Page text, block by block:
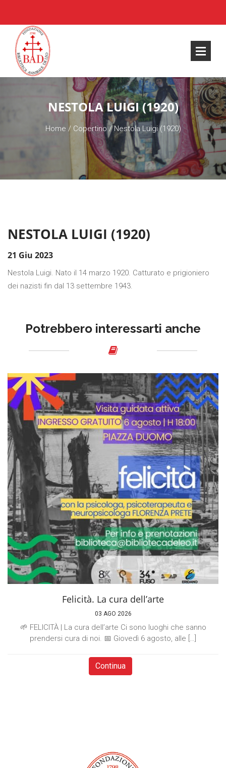
NESTOLA LUIGI (1920)
Home / Copertino/Nestola Luigi (1920)
NESTOLA LUIGI (1920)
21 Giu 2023
Nestola Luigi. Nato il 14 marzo 1920. Catturato e prigioniero
dei nazisti fin dal 13 settembre 1943.
Potrebbero interessarti anche
Felicità. La cura dell’arte
03 AGO 2026
🌱 FELICITÀ | La cura dell’arte Ci sono luoghi che sanno
prendersi cura di noi. 📅 Giovedì 6 agosto, alle […]
Continua